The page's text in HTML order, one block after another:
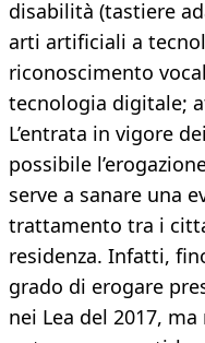
disabilità (tastiere
arti artificiali a
riconoscimento
tecnologia digitale;
L’entrata in vigore
possibile
serve a sanare una
trattamento tra i
residenza. Infatti,
grado di erogare
nei Lea del 2017,